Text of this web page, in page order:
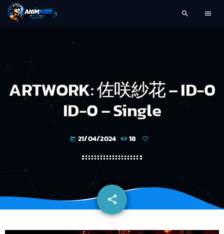
search menu
ARTWORK: 佐咲紗花 – ID-0
ID-0 – Single
today 21/04/2024 18
share
email